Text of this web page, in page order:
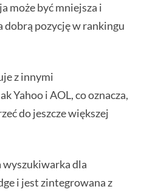
może być mniejsza i
dobrą pozycję w rankingu
z innymi
Yahoo i AOL, co oznacza,
do jeszcze większej
dla
i jest zintegrowana z